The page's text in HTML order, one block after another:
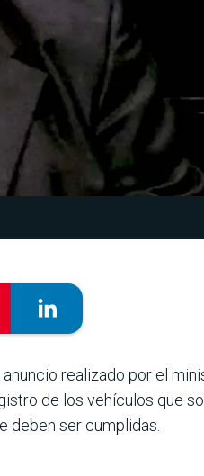
realizado por el
de los vehículos que
deben ser cumplidas.